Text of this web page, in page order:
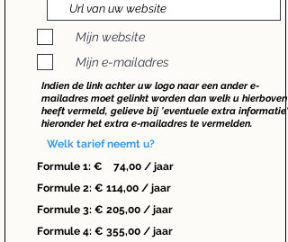
Mijn website
Mijn e-mailadres
Indien de link achter uw logo naar een ander e-
mailadres moet gelinkt worden dan welk u hierboven
heeft vermeld, gelieve bij 'eventuele extra informatie'
hieronder het extra e-mailadres te vermelden.
Welk tarief neemt u?
Formule 1: € 74,00 / jaar
Formule 2: € 114,00 / jaar
Formule 3: € 205,00 / jaar
Formule 4: € 355,00 / jaar